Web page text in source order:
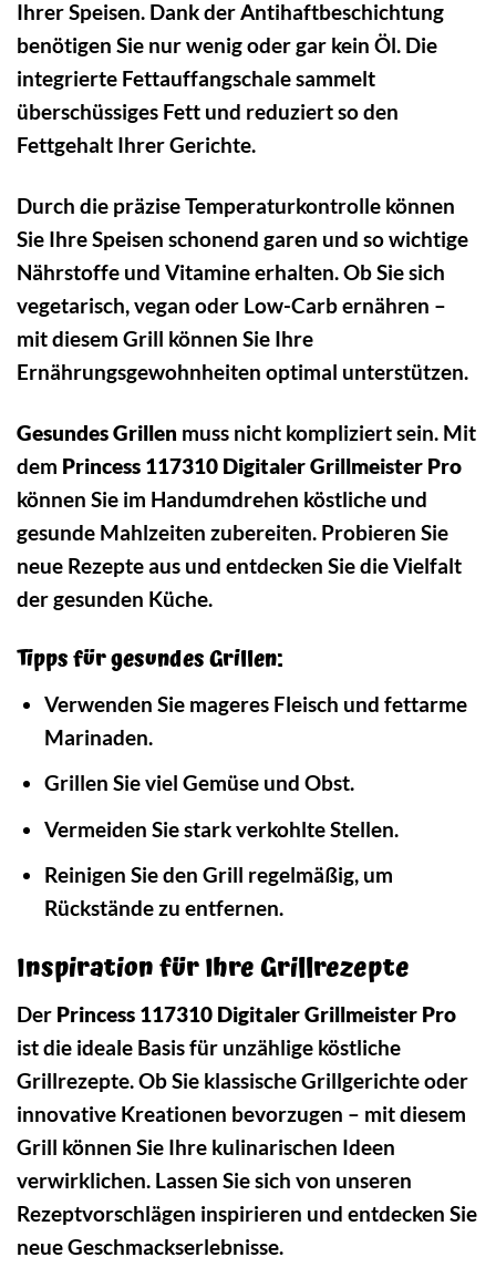
Ihrer Speisen. Dank der Antihaftbeschichtung
benötigen Sie nur wenig oder gar kein Öl. Die
integrierte Fettauffangschale sammelt
überschüssiges Fett und reduziert so den
Fettgehalt Ihrer Gerichte.
Durch die präzise Temperaturkontrolle können
Sie Ihre Speisen schonend garen und so wichtige
Nährstoffe und Vitamine erhalten. Ob Sie sich
vegetarisch, vegan oder Low-Carb ernähren –
mit diesem Grill können Sie Ihre
Ernährungsgewohnheiten optimal unterstützen.
Gesundes Grillen muss nicht kompliziert sein. Mit
dem Princess 117310 Digitaler Grillmeister Pro
können Sie im Handumdrehen köstliche und
gesunde Mahlzeiten zubereiten. Probieren Sie
neue Rezepte aus und entdecken Sie die Vielfalt
der gesunden Küche.
Tipps für gesundes Grillen:
Verwenden Sie mageres Fleisch und fettarme
Marinaden.
Grillen Sie viel Gemüse und Obst.
Vermeiden Sie stark verkohlte Stellen.
Reinigen Sie den Grill regelmäßig, um
Rückstände zu entfernen.
Inspiration für Ihre Grillrezepte
Der Princess 117310 Digitaler Grillmeister Pro
ist die ideale Basis für unzählige köstliche
Grillrezepte. Ob Sie klassische Grillgerichte oder
innovative Kreationen bevorzugen – mit diesem
Grill können Sie Ihre kulinarischen Ideen
verwirklichen. Lassen Sie sich von unseren
Rezeptvorschlägen inspirieren und entdecken Sie
neue Geschmackserlebnisse.